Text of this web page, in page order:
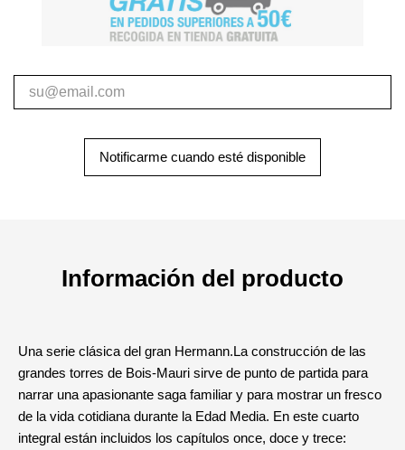
Notificarme cuando esté disponible
Información del producto
Una serie clásica del gran Hermann.La construcción de las
grandes torres de Bois-Mauri sirve de punto de partida para
narrar una apasionante saga familiar y para mostrar un fresco
de la vida cotidiana durante la Edad Media. En este cuarto
integral están incluidos los capítulos once, doce y trece: